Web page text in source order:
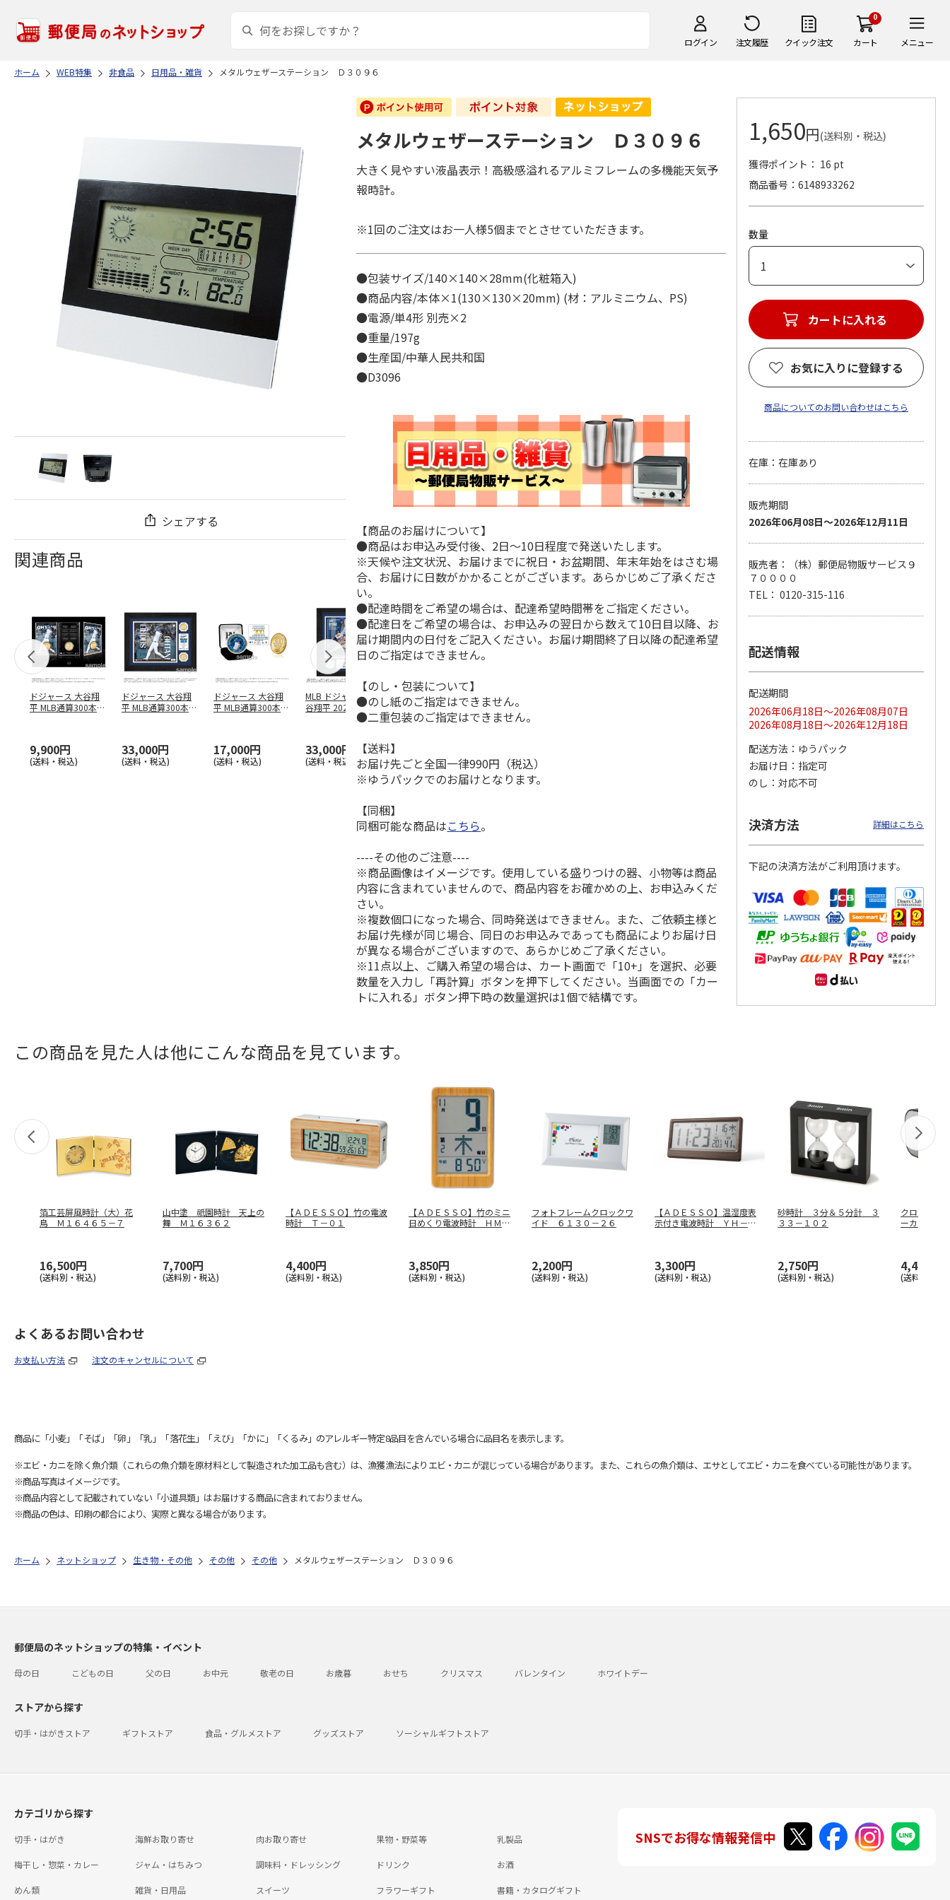
ログイン 注文履歴 クイック注文
0
カート メニュー
ホーム WEB特集 非食品 日用品・雑貨 メタルウェザーステーション Ｄ３０９６
シェアする
関連商品
ドジャース 大谷翔
平 MLB通算300本塁
9,900円
(送料・税込)
ドジャース 大谷翔
平 MLB通算300本塁
33,000円
(送料・税込)
ドジャース 大谷翔
平 MLB通算300本塁
17,000円
(送料・税込)
MLB ドジャース 大
谷翔平 2026 NL 3・
33,000円
(送料・税込)
ドジャース 大谷翔
平 日本人最多53試
合連続出塁記念 ダ
(送料・税込)
ドジャース 大谷翔
平 日本人最多53試
合連続出塁記念 コ
(送料・税込)
ドジャース 大谷翔
平 日本人最多53試
合連続出塁記念 シ
ル…
17,000円
(送料・税込)
谷翔平 2026 NL 3・
4月投手…
メタルウェザーステーション Ｄ３０９６
大きく見やすい液晶表示！高級感溢れるアルミフレームの多機能天気予
報時計。
※1回のご注文はお一人様5個までとさせていただきます。
●包装サイズ/140×140×28mm(化粧箱入)
●商品内容/本体×1(130×130×20mm) (材：アルミニウム、PS)
●電源/単4形 別売×2
●重量/197g
●生産国/中華人民共和国
●D3096
【商品のお届けについて】
●商品はお申込み受付後、2日～10日程度で発送いたします。
※天候や注文状況、お届けまでに祝日・お盆期間、年末年始をはさむ場
合、お届けに日数がかかることがございます。あらかじめご了承くださ
い。
●配達時間をご希望の場合は、配達希望時間帯をご指定ください。
●配達日をご希望の場合は、お申込みの翌日から数えて10日目以降、お
届け期間内の日付をご記入ください。お届け期間終了日以降の配達希望
日のご指定はできません。
【のし・包装について】
●のし紙のご指定はできません。
●二重包装のご指定はできません。
【送料】
お届け先ごと全国一律990円（税込）
※ゆうパックでのお届けとなります。
【同梱】
同梱可能な商品はこちら。
----その他のご注意----
※商品画像はイメージです。使用している盛りつけの器、小物等は商品
内容に含まれていませんので、商品内容をお確かめの上、お申込みくだ
さい。
※複数個口になった場合、同時発送はできません。また、ご依頼主様と
お届け先様が同じ場合、同日のお申込みであっても商品によりお届け日
が異なる場合がございますので、あらかじめご了承ください。
※11点以上、ご購入希望の場合は、カート画面で「10+」を選択、必要
数量を入力し「再計算」ボタンを押下してください。当画面での「カー
トに入れる」ボタン押下時の数量選択は1個で結構です。
1,650円(送料別・税込)
獲得ポイント： 16 pt
商品番号
6148933262
数量
カートに入れる
お気に入りに登録する
商品についてのお問い合わせはこちら
在庫：在庫あり
販売期間
2026年06月08日～2026年12月11日
販売者：（株）郵便局物販サービス９
７００００
TEL： 0120-315-116
配送情報
配送期間
2026年06月18日～2026年08月07日
2026年08月18日～2026年12月18日
配送方法
ゆうパック
お届け日
指定可
のし
対応不可
決済方法 詳細はこちら
下記の決済方法がご利用頂けます。
この商品を見た人は他にこんな商品を見ています。
箔工芸屏風時計（大）花
鳥 Ｍ１６４６５－７
16,500円
(送料別・税込)
山中塗 祇園時計 天上の
舞 Ｍ１６３６２
7,700円
(送料別・税込)
【ＡＤＥＳＳＯ】竹の電波
時計 Ｔ－０１
4,400円
(送料別・税込)
【ＡＤＥＳＳＯ】竹のミニ
日めくり電波時計 ＨＭ－
3,850円
(送料別・税込)
フォトフレームクロックワ
イド ６１３０－２６
2,200円
(送料別・税込)
【ＡＤＥＳＳＯ】温湿度表
示付き電波時計 ＹＨ－５
3,300円
(送料別・税込)
砂時計 ３分＆５分計 ３
３３－１０２
2,750円
(送料別・税込)
クロック付
ーカー Ｐ
4,400円
(送料別・税
よくあるお問い合わせ
お支払い方法 注文のキャンセルについて
商品に「小麦」「そば」「卵」「乳」「落花生」「えび」「かに」「くるみ」のアレルギー特定8品目を含んでいる場合に品目名を表示します。
※エビ・カニを除く魚介類（これらの魚介類を原材料として製造された加工品も含む）は、漁獲漁法によりエビ・カニが混じっている場合があります。また、これらの魚介類は、エサとしてエビ・カニを食べている可能性があります。
※商品写真はイメージです。
※商品内容として記載されていない「小道具類」はお届けする商品に含まれておりません。
※商品の色は、印刷の都合により、実際と異なる場合があります。
ホーム ネットショップ 生き物・その他 その他 その他 メタルウェザーステーション Ｄ３０９６
郵便局のネットショップの特集・イベント
母の日 こどもの日 父の日 お中元 敬老の日 お歳暮 おせち クリスマス バレンタイン ホワイトデー
ストアから探す
切手・はがきストア ギフトストア 食品・グルメストア グッズストア ソーシャルギフトストア
カテゴリから探す
切手・はがき 海鮮お取り寄せ 肉お取り寄せ 果物・野菜等 乳製品
梅干し・惣菜・カレー ジャム・はちみつ 調味料・ドレッシング ドリンク お酒
めん類 雑貨・日用品 スイーツ フラワーギフト 書籍・カタログギフト
SNSでお得な情報発信中